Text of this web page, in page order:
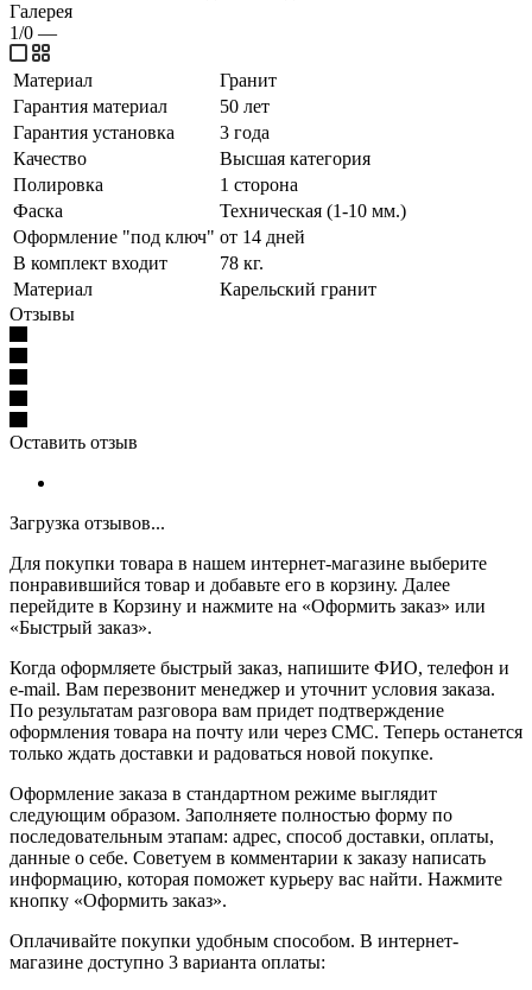
Галерея
1/0 —
Материал
Гранит
Гарантия материал
50 лет
Гарантия установка
3 года
Качество
Высшая категория
Полировка
1 сторона
Фаска
Техническая (1-10 мм.)
Оформление "под ключ" от 14 дней
В комплект входит
78 кг.
Материал
Карельский гранит
Отзывы
Оставить отзыв
Загрузка отзывов...
Для покупки товара в нашем интернет-магазине выберите
понравившийся товар и добавьте его в корзину. Далее
перейдите в Корзину и нажмите на «Оформить заказ» или
«Быстрый заказ».
Когда оформляете быстрый заказ, напишите ФИО, телефон и
e-mail. Вам перезвонит менеджер и уточнит условия заказа.
По результатам разговора вам придет подтверждение
оформления товара на почту или через СМС. Теперь останется
только ждать доставки и радоваться новой покупке.
Оформление заказа в стандартном режиме выглядит
следующим образом. Заполняете полностью форму по
последовательным этапам: адрес, способ доставки, оплаты,
данные о себе. Советуем в комментарии к заказу написать
информацию, которая поможет курьеру вас найти. Нажмите
кнопку «Оформить заказ».
Оплачивайте покупки удобным способом. В интернет-
магазине доступно 3 варианта оплаты: